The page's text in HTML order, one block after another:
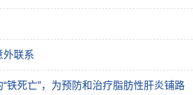
外联系
铁死亡”，为预防和治疗脂肪性肝炎铺路